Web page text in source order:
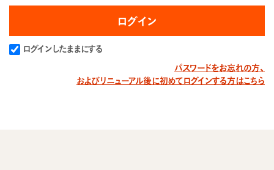
ログインしたままにする
パスワードをお忘れの方、
およびリニューアル後に初めてログインする方はこちら